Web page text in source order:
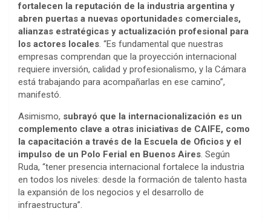
fortalecen la reputación de la industria argentina y
abren puertas a nuevas oportunidades comerciales,
alianzas estratégicas y actualización profesional para
los actores locales. “Es fundamental que nuestras
empresas comprendan que la proyección internacional
requiere inversión, calidad y profesionalismo, y la Cámara
está trabajando para acompañarlas en ese camino”,
manifestó.
Asimismo, subrayó que la internacionalización es un
complemento clave a otras iniciativas de CAIFE, como
la capacitación a través de la Escuela de Oficios y el
impulso de un Polo Ferial en Buenos Aires. Según
Ruda, “tener presencia internacional fortalece la industria
en todos los niveles: desde la formación de talento hasta
la expansión de los negocios y el desarrollo de
infraestructura”.